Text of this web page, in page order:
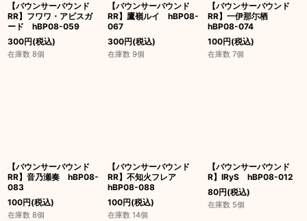
【バウンサーバウンド
RR】フワワ・アビスガ
ード hBP08-059
300円(税込)
在庫数 8個
【バウンサーバウンド
RR】鷹嶺ルイ hBP08-
067
300円(税込)
在庫数 9個
【バウンサーバウンド
RR】一伊那尓栖
hBP08-074
100円(税込)
在庫数 7個
【バウンサーバウンド
RR】音乃瀬奏 hBP08-
083
100円(税込)
在庫数 8個
【バウンサーバウンド
RR】不知火フレア
hBP08-088
100円(税込)
在庫数 14個
【バウンサーバウンド
R】IRyS hBP08-012
80円(税込)
在庫数 5個